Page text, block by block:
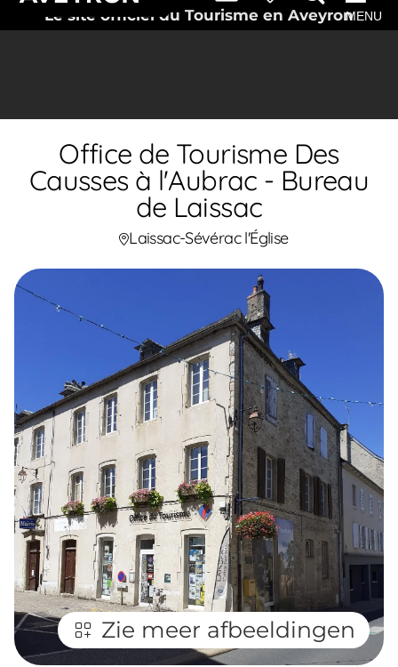
Le site officiel du Tourisme en AveyronMENU
Office de Tourisme Des
Causses à l'Aubrac - Bureau
de Laissac
Laissac-Sévérac l'Église
Zie meer afbeeldingen